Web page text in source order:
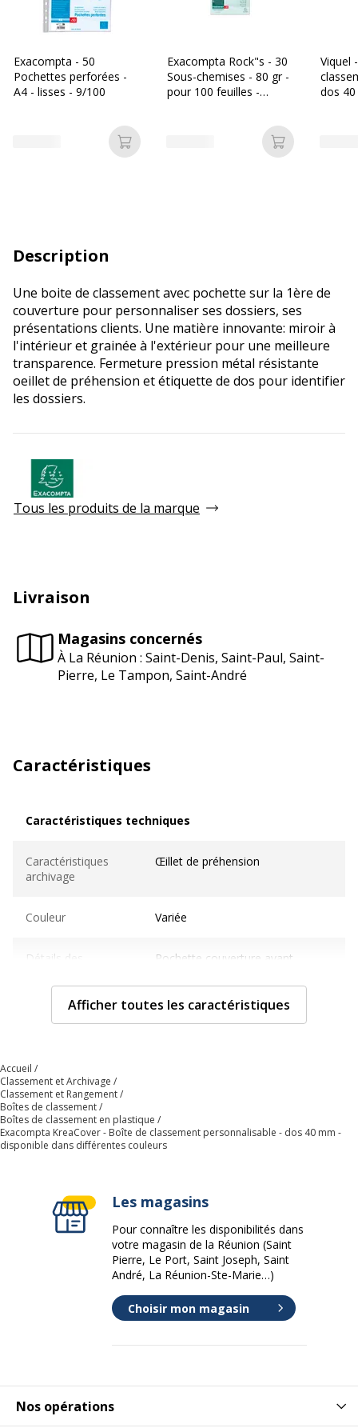
Exacompta - 50
Pochettes perforées -
A4 - lisses - 9/100
Ajouter au panier
Exacompta Rock"s - 30
Sous-chemises - 80 gr -
pour 100 feuilles -
Ajouter au
Viquel
dos
Description
Une boite de classement avec pochette sur la 1ère de
couverture pour personnaliser ses dossiers, ses
présentations clients. Une matière innovante: miroir à
l'intérieur et grainée à l'extérieur pour une meilleure
transparence. Fermeture pression métal résistante
oeillet de préhension et étiquette de dos pour identifier
les dossiers.
Tous les produits de la marque
Livraison
Magasins concernés
À La Réunion : Saint-Denis, Saint-Paul, Saint-
Pierre, Le Tampon, Saint-André
Caractéristiques
Caractéristiques techniques
Caractéristiques
archivage
Œillet de préhension
Couleur Variée
Détails des
Pochette couverture avant
Epaisseur du
700 µm
Etiquettes
Format pris en
charge
Matériau(x) du
Polypropylène (PP)
240 x 320 mm
Oui
Afficher toutes les caractéristiques
Accueil
Classement et Archivage
Classement et Rangement
Boîtes de classement
Boîtes de classement en plastique
Exacompta KreaCover - Boîte de classement personnalisable - dos 40 mm -
disponible dans différentes couleurs
Nos opérations
Les magasins
Pour connaître les disponibilités dans
votre magasin de la Réunion (Saint
Pierre, Le Port, Saint Joseph, Saint
André, La Réunion-Ste-Marie…)
Choisir mon magasin